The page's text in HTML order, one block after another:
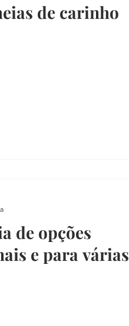
de carinho
de opções
e para várias